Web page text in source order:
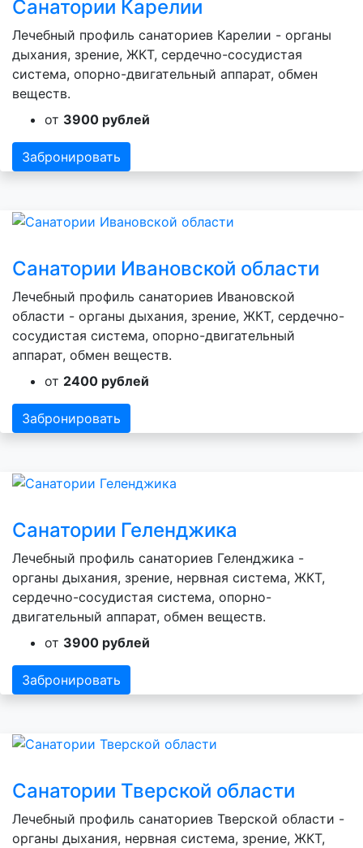
Санатории Карелии
Лечебный профиль санаториев Карелии - органы
дыхания, зрение, ЖКТ, сердечно-сосудистая
система, опорно-двигательный аппарат, обмен
веществ.
от 3900 рублей
Забронировать
Санатории Ивановской области
Лечебный профиль санаториев Ивановской
области - органы дыхания, зрение, ЖКТ, сердечно-
сосудистая система, опорно-двигательный
аппарат, обмен веществ.
от 2400 рублей
Забронировать
Санатории Геленджика
Лечебный профиль санаториев Геленджика -
органы дыхания, зрение, нервная система, ЖКТ,
сердечно-сосудистая система, опорно-
двигательный аппарат, обмен веществ.
от 3900 рублей
Забронировать
Санатории Тверской области
Лечебный профиль санаториев Тверской области -
органы дыхания, нервная система, зрение, ЖКТ,